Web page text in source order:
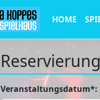
HOME
Veranstaltungsdatum*: